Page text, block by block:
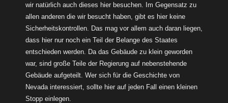
wir natürlich auch dieses hier besuchen. Im Gegensatz zu
allen anderen die wir besucht haben, gibt es hier keine
Sicherheitskontrollen. Das mag vor allem auch daran liegen,
dass hier nur noch ein Teil der Belange des Staates
entschieden werden. Da das Gebäude zu klein geworden
war, sind große Teile der Regierung auf nebenstehende
Gebäude aufgeteilt. Wer sich für die Geschichte von
Nevada interessiert, sollte hier auf jeden Fall einen kleinen
Stopp einlegen.